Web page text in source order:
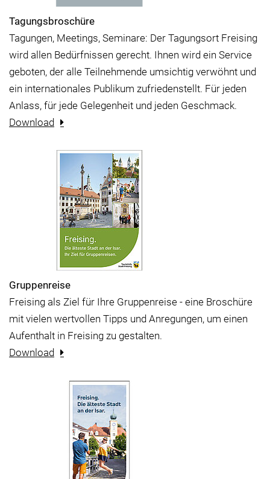
Tagungsbroschüre
Tagungen, Meetings, Seminare: Der Tagungsort Freising
wird allen Bedürfnissen gerecht. Ihnen wird ein Service
geboten, der alle Teilnehmende umsichtig verwöhnt und
ein internationales Publikum zufriedenstellt. Für jeden
Anlass, für jede Gelegenheit und jeden Geschmack.
Download
Gruppenreise
Freising als Ziel für Ihre Gruppenreise - eine Broschüre
mit vielen wertvollen Tipps und Anregungen, um einen
Aufenthalt in Freising zu gestalten.
Download